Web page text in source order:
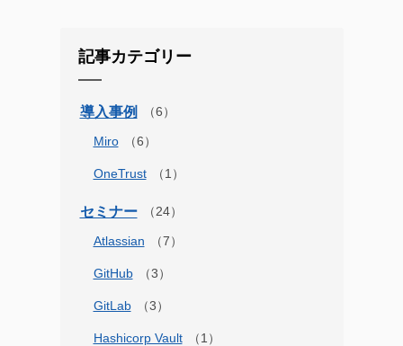
記事カテゴリー
導入事例
Miro
OneTrust
セミナー
Atlassian
GitHub
GitLab
Hashicorp Vault